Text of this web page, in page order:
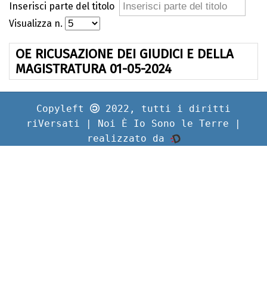
Inserisci parte del titolo
Visualizza n.
OE RICUSAZIONE DEI GIUDICI E DELLA
MAGISTRATURA 01-05-2024
Copyleft
2022, tutti i diritti
riVersati | Noi È Io Sono le Terre |
realizzato da